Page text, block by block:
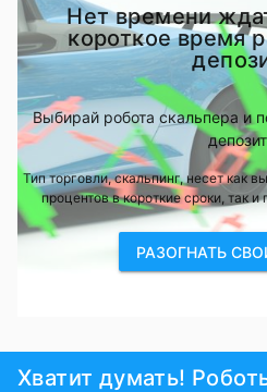
Нет времени
короткое время
Выбирай робота скальпера и
Тип торговли, скальпинг, несет как
процентов в короткие сроки, так
РАЗОГНАТЬ
Хватит думать!